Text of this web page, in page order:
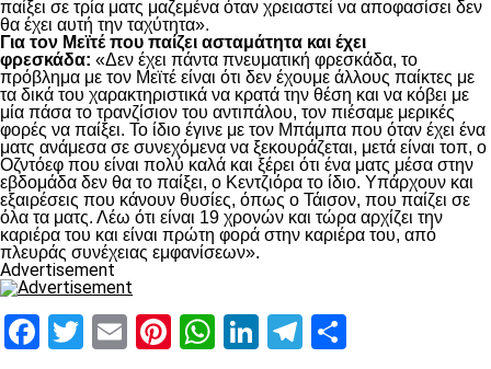
παίξει σε τρία ματς μαζεμένα όταν χρειαστεί να αποφασίσει δεν
θα έχει αυτή την ταχύτητα».
Για τον Μεϊτέ που παίζει ασταμάτητα και έχει
φρεσκάδα: «Δεν έχει πάντα πνευματική φρεσκάδα, το
πρόβλημα με τον Μεϊτέ είναι ότι δεν έχουμε άλλους παίκτες με
τα δικά του χαρακτηριστικά να κρατά την θέση και να κόβει με
μία πάσα το τρανζίσιον του αντιπάλου, τον πιέσαμε μερικές
φορές να παίξει. Το ίδιο έγινε με τον Μπάμπα που όταν έχει ένα
ματς ανάμεσα σε συνεχόμενα να ξεκουράζεται, μετά είναι τοπ, ο
Οζντόεφ που είναι πολύ καλά και ξέρει ότι ένα ματς μέσα στην
εβδομάδα δεν θα το παίξει, ο Κεντζιόρα το ίδιο. Υπάρχουν και
εξαιρέσεις που κάνουν θυσίες, όπως ο Τάισον, που παίζει σε
όλα τα ματς. Λέω ότι είναι 19 χρονών και τώρα αρχίζει την
καριέρα του και είναι πρώτη φορά στην καριέρα του, από
πλευράς συνέχειας εμφανίσεων».
Advertisement
Facebook
Twitter
EmailPinterest
WhatsApp
LinkedIn
Telegram